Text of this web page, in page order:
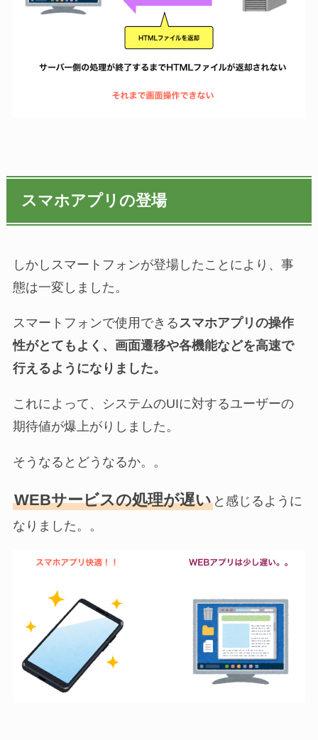
スマホアプリの登場
しかしスマートフォンが登場したことにより、事
態は一変しました。
スマートフォンで使用できるスマホアプリの操作
性がとてもよく、画面遷移や各機能などを高速で
行えるようになりました。
これによって、システムのUIに対するユーザーの
期待値が爆上がりしました。
そうなるとどうなるか。。
WEBサービスの処理が遅いと感じるように
なりました。。